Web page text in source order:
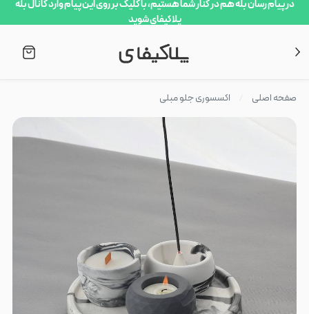
در پیام رسان بله هم در کنار شما هستیم، با کلیک بر روی این پیام وارد کانال بله
پلاکیفای شوید
صفحه اصلی اکسسوری جلو مبلی